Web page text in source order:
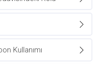
Kullanımı